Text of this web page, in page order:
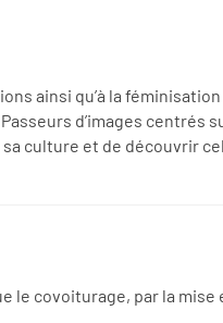
ainsi qu’à la
d’images
culture et de découvrir
covoiturage, par la